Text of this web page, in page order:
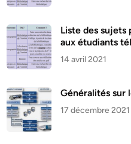
Liste des sujets
aux étudiants
14 avril 2021
Généralités sur
17 décembre 2021